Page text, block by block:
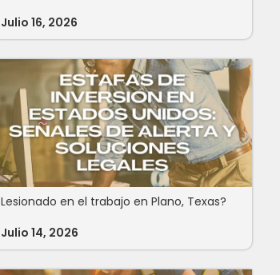
Julio 16, 2026
Lesionado en el trabajo en Plano, Texas?
Julio 14, 2026